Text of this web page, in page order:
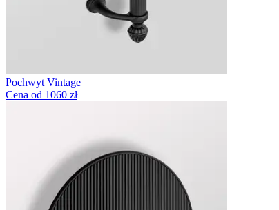
Pochwyt Vintage
Cena od 1060 zł